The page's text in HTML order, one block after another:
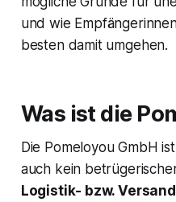
und wie
besten damit umgehen.
Was ist die
Die Pomeloyou GmbH ist
auch kein
Logistik- bzw.